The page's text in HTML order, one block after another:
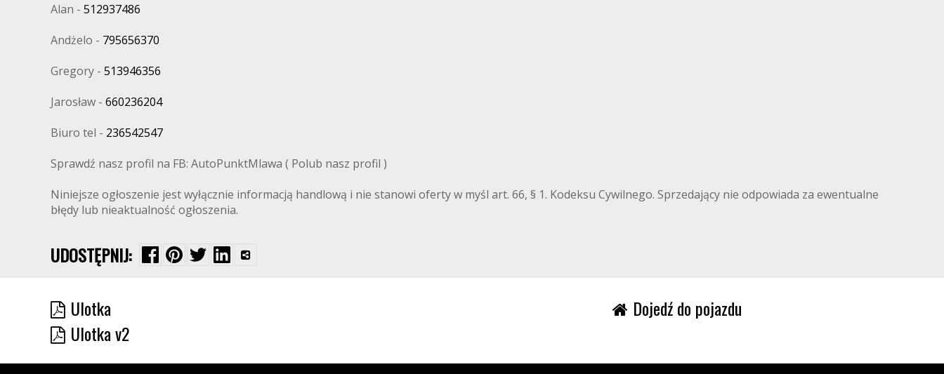
Alan - 512937486
Andżelo - 795656370
Gregory - 513946356
Jarosław - 660236204
Biuro tel - 236542547
Sprawdź nasz profil na FB: AutoPunktMlawa ( Polub nasz profil )
Niniejsze ogłoszenie jest wyłącznie informacją handlową i nie stanowi oferty w myśl art. 66, § 1. Kodeksu Cywilnego. Sprzedający nie odpowiada za ewentualne
błędy lub nieaktualność ogłoszenia.
UDOSTĘPNIJ:
Ulotka
Ulotka v2
Dojedź do pojazdu